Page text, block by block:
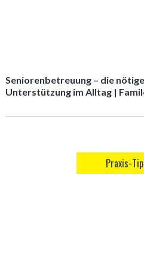
Seniorenbetreuung – die
Unterstützung im Alltag |
Praxis-